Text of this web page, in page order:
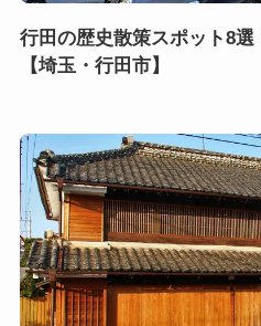
行田の歴史散策スポット8選
【埼玉・行田市】